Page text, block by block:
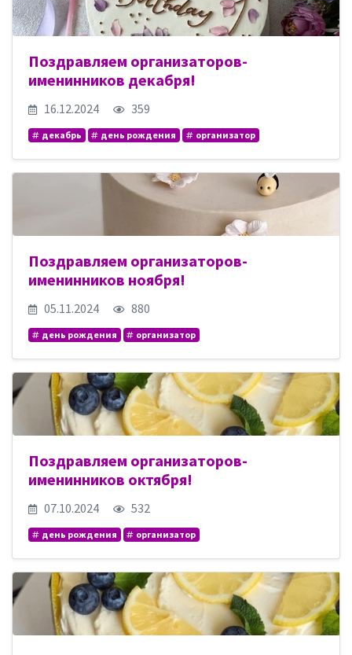
Поздравляем организаторов-
именинников декабря!
16.12.2024 359
декабрь день рождения организатор
Поздравляем организаторов-
именинников ноября!
05.11.2024 880
день рождения организатор
Поздравляем организаторов-
именинников октября!
07.10.2024 532
день рождения организатор